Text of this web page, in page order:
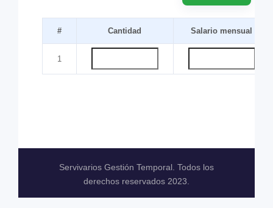
# Cantidad Salario mensual
1
Servivarios Gestión Temporal. Todos los
derechos reservados 2023.